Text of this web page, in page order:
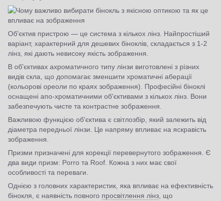
Об'єктив пристрою — це система з кількох лінз. Найпростіший
варіант, характерний для дешевих біноклів, складається з 1-2
лінз, які дають невисоку якість зображення.
В об'єктивах ахроматичного типу лінзи виготовлені з різних
видів скла, що допомагає зменшити хроматичні аберації
(кольорові ореоли по краях зображення). Професійні біноклі
оснащені апо-хроматичними об'єктивами з кількох лінз. Вони
забезпечують чисте та контрастне зображення.
Важливою функцією об'єктива є світлозбір, який залежить від
діаметра передньої лінзи. Це напряму впливає на яскравість
зображення.
Призми призначені для корекції перевернутого зображення. Є
два види призм: Porro та Roof. Кожна з них має свої
особливості та переваги.
Однією з головних характеристик, яка впливає на ефективність
бінокля, є наявність повного просвітлення лінз , що